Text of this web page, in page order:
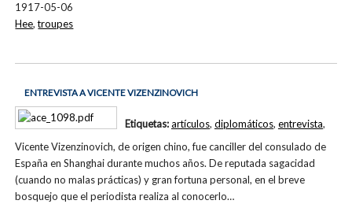
1917-05-06
Hee,troupes
ENTREVISTA A VICENTE VIZENZINOVICH
Vicente Vizenzinovich, de origen chino, fue canciller del consulado de
España en Shanghai durante muchos años. De reputada sagacidad
(cuando no malas prácticas) y gran fortuna personal, en el breve
bosquejo que el periodista realiza al conocerlo…
Etiquetas:artículos, diplomáticos, entrevista,